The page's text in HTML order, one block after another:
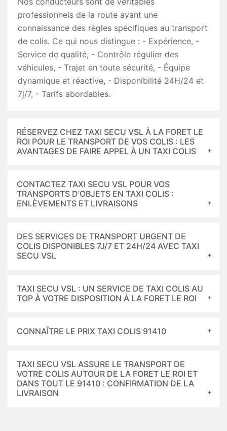
professionnels de la route ayant une
connaissance des règles spécifiques au transport
de colis. Ce qui nous distingue : - Expérience, -
Service de qualité, - Contrôle régulier des
véhicules, - Trajet en toute sécurité, - Équipe
dynamique et réactive, - Disponibilité 24H/24 et
7j/7, - Tarifs abordables.
RÉSERVEZ CHEZ TAXI SECU VSL À LA FORET LE
ROI POUR LE TRANSPORT DE VOS COLIS : LES
AVANTAGES DE FAIRE APPEL À UN TAXI COLIS
CONTACTEZ TAXI SECU VSL POUR VOS
TRANSPORTS D’OBJETS EN TAXI COLIS :
ENLÈVEMENTS ET LIVRAISONS
DES SERVICES DE TRANSPORT URGENT DE
COLIS DISPONIBLES 7J/7 ET 24H/24 AVEC TAXI
SECU VSL
TAXI SECU VSL : UN SERVICE DE TAXI COLIS AU
TOP À VOTRE DISPOSITION À LA FORET LE ROI
CONNAÎTRE LE PRIX TAXI COLIS 91410
TAXI SECU VSL ASSURE LE TRANSPORT DE
VOTRE COLIS AUTOUR DE LA FORET LE ROI ET
DANS TOUT LE 91410 : CONFIRMATION DE LA
LIVRAISON